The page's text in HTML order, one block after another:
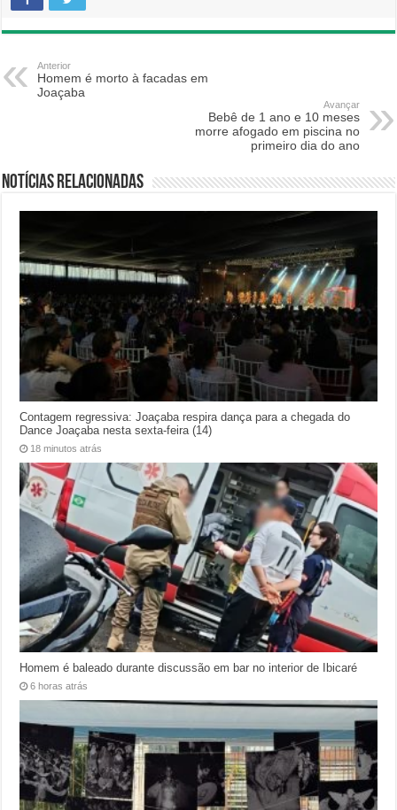
Anterior
Homem é morto à facadas em
Joaçaba
Avançar
Bebê de 1 ano e 10 meses
morre afogado em piscina no
primeiro dia do ano
Notícias relacionadas
Contagem regressiva: Joaçaba respira dança para a chegada do
Dance Joaçaba nesta sexta-feira (14)
18 minutos atrás
Homem é baleado durante discussão em bar no interior de Ibicaré
6 horas atrás